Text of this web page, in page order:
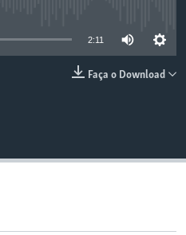
2:11
Faça o Download